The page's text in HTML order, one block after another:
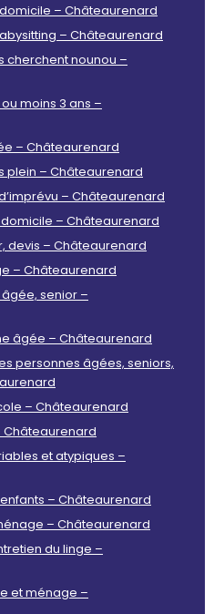
– Châteaurenard
– Châteaurenard
cherchent nounou –
moins 3 ans –
– Châteaurenard
plein – Châteaurenard
– Châteaurenard
– Châteaurenard
devis – Châteaurenard
– Châteaurenard
senior –
âgée – Châteaurenard
personnes âgées, seniors,
– Châteaurenard
et atypiques –
– Châteaurenard
– Châteaurenard
du linge –
et ménage –